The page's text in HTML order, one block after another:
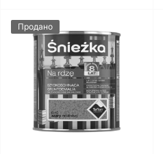
Продано